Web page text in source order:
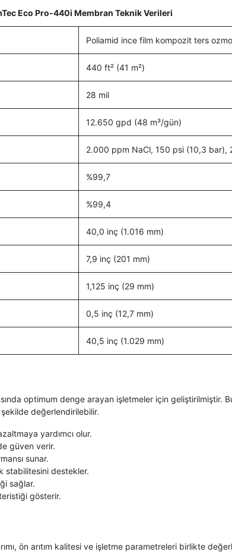
Eco Pro-440i Membran Teknik Verileri
Poliamid ince film kompozit ters
440 ft² (41 m²)
28 mil
12.650 gpd (48 m³/gün)
2.000 ppm NaCl, 150 psi (10,3 bar),
%99,7
%99,4
40,0 inç (1.016 mm)
7,9 inç (201 mm)
1,125 inç (29 mm)
0,5 inç (12,7 mm)
40,5 inç (1.029 mm)
optimum denge arayan işletmeler için geliştirilmiştir.
değerlendirilebilir.
yardımcı olur.
güven verir.
sunar.
stabilitesini destekler.
sağlar.
gösterir.
ön arıtım kalitesi ve işletme parametreleri birlikte